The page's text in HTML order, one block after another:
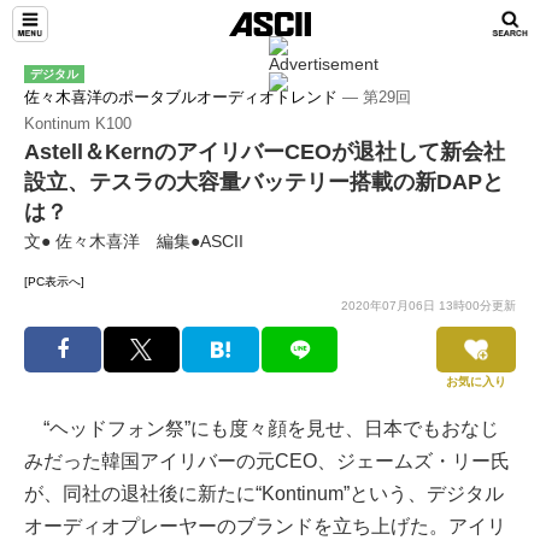
デジタル
佐々木喜洋のポータブルオーディオトレンド ― 第29回
Kontinum K100
Astell＆KernのアイリバーCEOが退社して新会社
設立、テスラの大容量バッテリー搭載の新DAPと
は？
文● 佐々木喜洋 編集●ASCII
[PC表示へ]
2020年07月06日 13時00分更新
お気に入り
“ヘッドフォン祭”にも度々顔を見せ、日本でもおなじ
みだった韓国アイリバーの元CEO、ジェームズ・リー氏
が、同社の退社後に新たに“Kontinum”という、デジタル
オーディオプレーヤーのブランドを立ち上げた。アイリ